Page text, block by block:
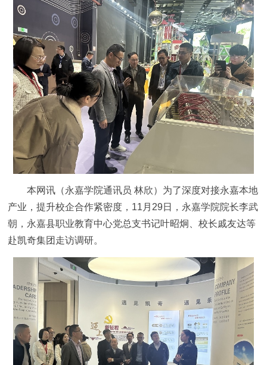
本网讯（永嘉学院通讯员 林欣）为了深度对接永嘉本地
产业，提升校企合作紧密度，11月29日，永嘉学院院长李武
朝，永嘉县职业教育中心党总支书记叶昭炯、校长戚友达等
赴凯奇集团走访调研。